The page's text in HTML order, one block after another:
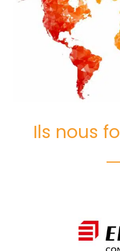
Ils nous